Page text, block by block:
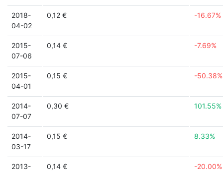
2018-
04-02
0,12 € -16.67%
2015-
07-06
0,14 € -7.69%
2015-
04-01
0,15 € -50.38%
2014-
07-07
0,30 € 101.55%
2014-
03-17
0,15 € 8.33%
2013-
0,14 € -20.00%